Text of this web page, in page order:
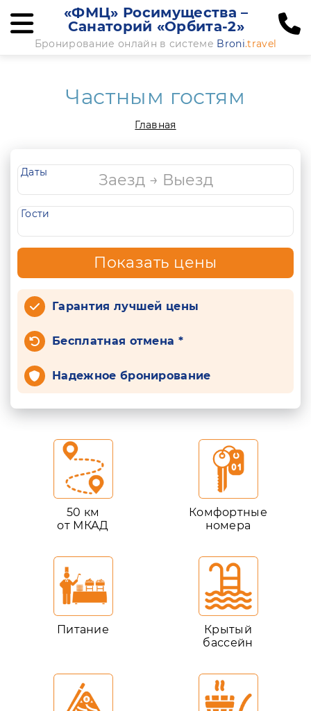
«ФМЦ» Росимущества –
Санаторий «Орбита-2»
Бронирование онлайн в системе Broni.travel
Частным гостям
Главная
Даты
Гости
Показать цены
Гарантия лучшей цены
Бесплатная отмена *
Надежное бронирование
50 км
от МКАД
Комфортные
номера
Питание
Крытый
бассейн